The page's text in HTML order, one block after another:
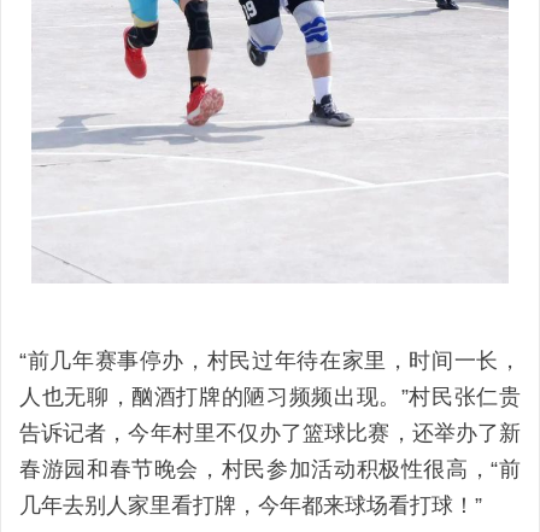
“前几年赛事停办，村民过年待在家里，时间一长，
人也无聊，酗酒打牌的陋习频频出现。”村民张仁贵
告诉记者，今年村里不仅办了篮球比赛，还举办了新
春游园和春节晚会，村民参加活动积极性很高，“前
几年去别人家里看打牌，今年都来球场看打球！”